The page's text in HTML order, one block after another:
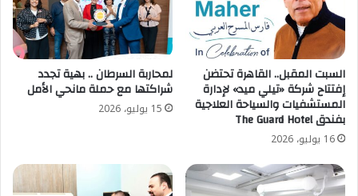
السبت المقبل.. القاهرة تحتضن
إفتتاح شركة «تيلي ميد» لإدارة
المستشفيات والسياحة العلاجية
بفندق The Guard Hotel
16 يوليو، 2026
لمحاربة السرطان .. بهية تجدد
شراكتها مع حملة مانحي الأمل
15 يوليو، 2026